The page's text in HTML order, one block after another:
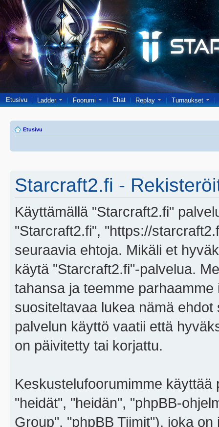
Etusivu Ladder Foorumi Chat Replay Turnaukset
Etusivu
Starcraft2.fi -
Käyttämällä "Starcraft2.fi"
"Starcraft2.fi", "https://
seuraavia ehtoja. Mikäli et
käytä "Starcraft2.fi"-palvelua.
tahansa ja teemme
suositeltavaa lukea nämä
palvelun käyttö vaatii että
on päivitetty tai korjattu.
Keskustelufoorumimme
"heidät", "heidän", "phpBB-
Group", "phpBB Tiimit"), joka on